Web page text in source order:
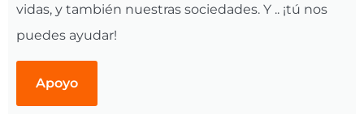
vidas, y también nuestras sociedades. Y .. ¡tú nos
puedes ayudar!
Apoyo